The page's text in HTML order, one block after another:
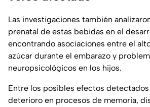
Las investigaciones también
prenatal de estas bebidas en el
encontrando asociaciones entre el
azúcar durante el embarazo y
neuropsicológicos en los hijos.
Entre los posibles efectos
deterioro en procesos de memoria,